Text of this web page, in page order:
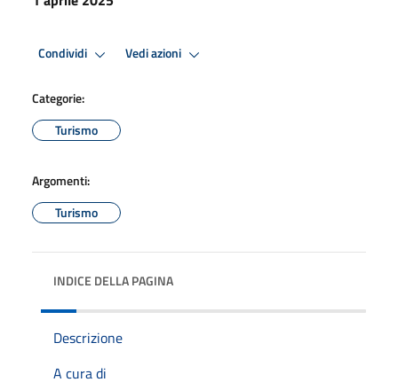
Condividi Vedi azioni
Categorie:
Turismo
Argomenti:
Turismo
INDICE DELLA PAGINA
Descrizione
A cura di